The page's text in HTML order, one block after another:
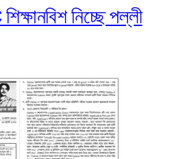
নিচ্ছে পল্লী